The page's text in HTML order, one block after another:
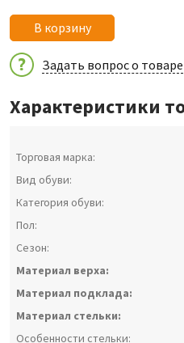
В корзину
Задать вопрос о товаре
Характеристики
Торговая марка:
Вид обуви:
Категория обуви:
Пол:
Сезон:
Материал верха:
Материал подклада:
Материал стельки:
Особенности стельки: